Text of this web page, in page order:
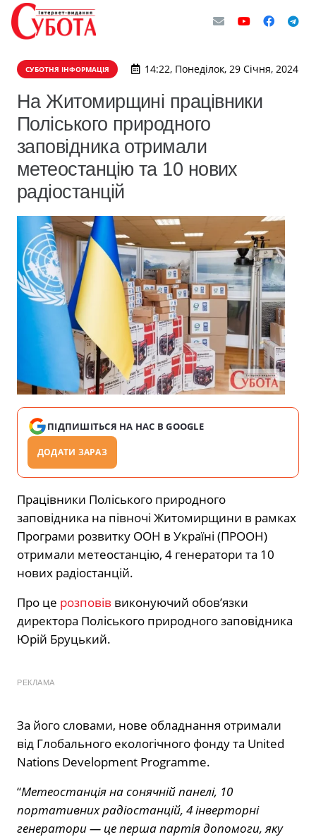
СУБОТНЯ ІНФОРМАЦІЯ 14:22, Понеділок, 29 Січня, 2024
На Житомирщині працівники
Поліського природного
заповідника отримали
метеостанцію та 10 нових
радіостанцій
ПІДПИШІТЬСЯ НА НАС В GOOGLE
ДОДАТИ ЗАРАЗ
Працівники Поліського природного
заповідника на півночі Житомирщини в рамках
Програми розвитку ООН в Україні (ПРООН)
отримали метеостанцію, 4 генератори та 10
нових радіостанцій.
Про це розповів виконуючий обов’язки
директора Поліського природного заповідника
Юрій Бруцький.
РЕКЛАМА
За його словами, нове обладнання отримали
від Глобального екологічного фонду та United
Nations Development Programme.
“Метеостанція на сонячній панелі, 10
портативних радіостанцій, 4 інверторні
генератори — це перша партія допомоги, яку